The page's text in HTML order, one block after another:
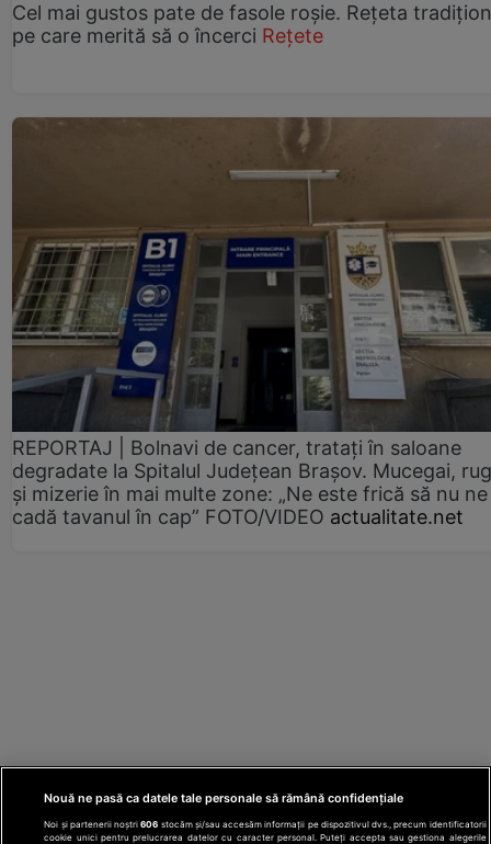
Cel mai gustos pate de fasole roșie. Rețeta
pe care merită să o încerci Rețete
REPORTAJ | Bolnavi de cancer, tratați în saloane
degradate la Spitalul Județean Brașov. Mucegai,
și mizerie în mai multe zone: „Ne este frică să nu ne
cadă tavanul în cap” FOTO/VIDEO actualitate.net
Nouă ne pasă ca datele tale personale să rămână confidențiale
Noi și partenerii noștri606 stocăm și/sau accesăm informații pe dispozitivul dvs., precum identificatorii
cookie unici pentru prelucrarea datelor cu caracter personal. Puteți accepta sau gestiona alegerile